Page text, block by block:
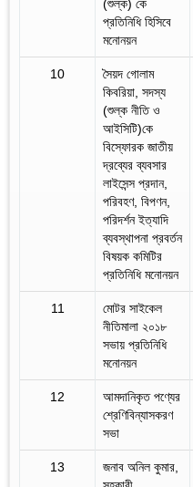
(শুল্ক) কে
প্রতিনিধি হিসিবে
মনোনয়ন
10
সৈয়দ গোলাম
কিবরিয়া, সদস্য
(শুল্ক নীতি ও
আইসিটি)কে
বিস্ফোরক জাতীয়
দ্রব্যের ব্যবসার
লাইসেন্স প্রদান,
পরিবহণ, বিপণন,
পরিদর্শন ইত্যাদি
ব্যবস্থাপনা প্রবর্তন
বিষয়ক কমিটির
প্রতিনিধি মনোনয়ন
11
মোটর সাইকেল
নীতিমালা ২০১৮
সভায় প্রতিনিধি
মনোনয়ন
12
আমদানিকৃত পণ্যের
শ্রেণিবিন্যাসকরণ
সভা
13
জনাব অনিল কুমার,